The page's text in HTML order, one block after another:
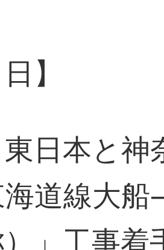
】
日本と神
道線大
）」工事